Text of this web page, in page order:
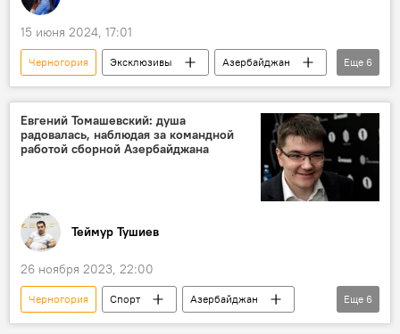
15 июня 2024, 17:01
Черногория Эксклюзивы
Азербайджан
Выставка
Экспозиция
Музей ковра
национальная одежда
Оружие
Ювелирные украшения
Еще 6
Евгений Томашевский: душа
радовалась, наблюдая за командной
работой сборной Азербайджана
Теймур Тушиев
26 ноября 2023, 22:00
Черногория Спорт
Азербайджан
Шахматы
Россия
Болгария
Еще 6